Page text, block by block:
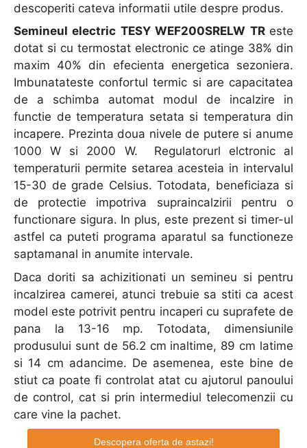
descoperiti cateva informatii utile despre produs.
Semineul electric TESY WEF200SRELW TR este
dotat si cu termostat electronic ce atinge 38% din
maxim 40% din efecienta energetica sezoniera.
Imbunatateste confortul termic si are capacitatea
de a schimba automat modul de incalzire in
functie de temperatura setata si temperatura din
incapere. Prezinta doua nivele de putere si anume
1000 W si 2000 W. Regulatorurl elctronic al
temperaturii permite setarea acesteia in intervalul
15-30 de grade Celsius. Totodata, beneficiaza si
de protectie impotriva supraincalzirii pentru o
functionare sigura. In plus, este prezent si timer-ul
astfel ca puteti programa aparatul sa functioneze
saptamanal in anumite intervale.
Daca doriti sa achizitionati un semineu si pentru
incalzirea camerei, atunci trebuie sa stiti ca acest
model este potrivit pentru incaperi cu suprafete de
pana la 13-16 mp. Totodata, dimensiunile
produsului sunt de 56.2 cm inaltime, 89 cm latime
si 14 cm adancime. De asemenea, este bine de
stiut ca poate fi controlat atat cu ajutorul panoului
de control, cat si prin intermediul telecomenzii cu
care vine la pachet.
Descopera oferta de astazi!